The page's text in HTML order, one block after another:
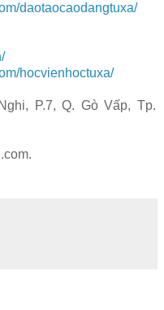
daotaocaodangtuxa/
hocvienhoctuxa/
P.7, Q. Gò Vấp, Tp.